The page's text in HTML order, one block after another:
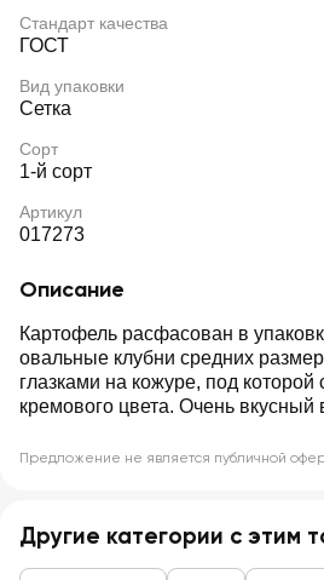
Стандарт качества
ГОСТ
Вид упаковки
Сетка
Сорт
1-й сорт
Артикул
017273
Описание
Картофель расфасован в
овальные клубни средних
глазками на кожуре, под которой
кремового цвета. Очень вкусный
Предложение не является публичной
Другие категории с этим